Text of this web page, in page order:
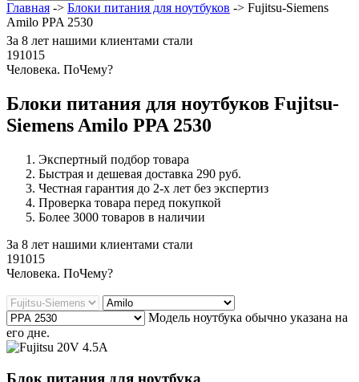
Главная -> Блоки питания для ноутбуков -> Fujitsu-Siemens
Amilo PPA 2530
За 8 лет нашими клиентами стали
191015
Человека. ПоЧему?
Блоки питания для ноутбуков Fujitsu-
Siemens Amilo PPA 2530
Экспертный подбор товара
Быстрая и дешевая доставка 290 руб.
Честная гарантия до 2-х лет без экспертиз
Проверка товара перед покупкой
Более 3000 товаров в наличии
За 8 лет нашими клиентами стали
191015
Человека. ПоЧему?
Модель ноутбука обычно указана на
его дне.
Блок питания для ноутбука